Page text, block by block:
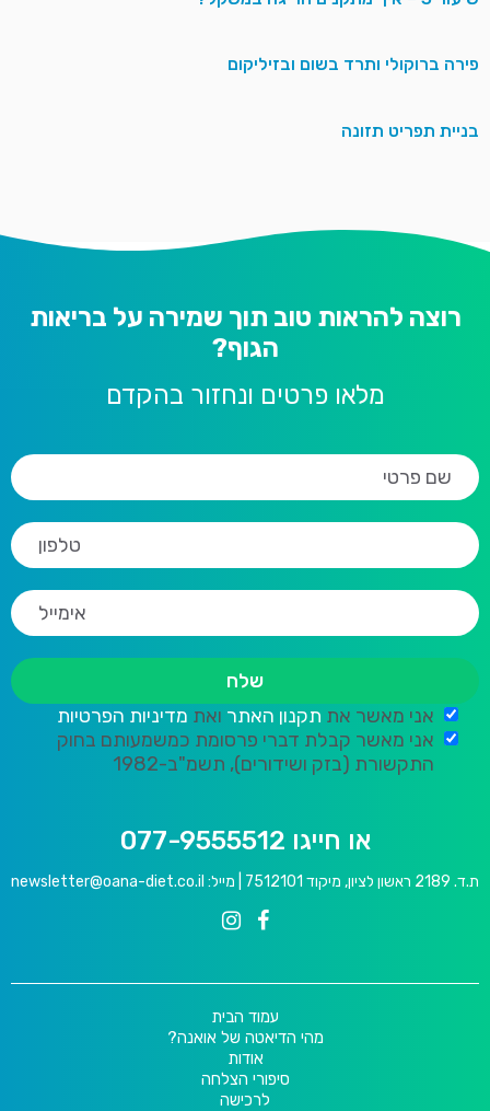
פירה ברוקולי ותרד בשום ובזיליקום
בניית תפריט תזונה
רוצה להראות טוב תוך שמירה על בריאות
הגוף?
מלאו פרטים ונחזור בהקדם
אני מאשר אתתקנון האתרואתמדיניות הפרטיות
אני מאשר קבלת דברי פרסומת כמשמעותם בחוק
התקשורת (בזק ושידורים), תשמ"ב-1982
או חייגו 077-9555512
ת.ד. 2189 ראשון לציון, מיקוד 7512101 | מייל: newsletter@oana-diet.co.il
עמוד הבית
מהי הדיאטה של אואנה?
אודות
סיפורי הצלחה
לרכישה